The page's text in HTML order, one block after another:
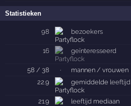
Statistieken
98 bezoekers
16 geïnteresseerd
58 / 38 ·
mannen / vrouwen
22.9
gemiddelde leeftijd
21.9 leeftijd mediaan